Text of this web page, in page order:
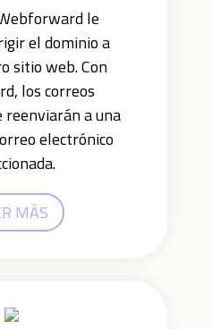
le
el dominio a
sitio web. Con
los correos
reenviarán a una
electrónico
MÁS